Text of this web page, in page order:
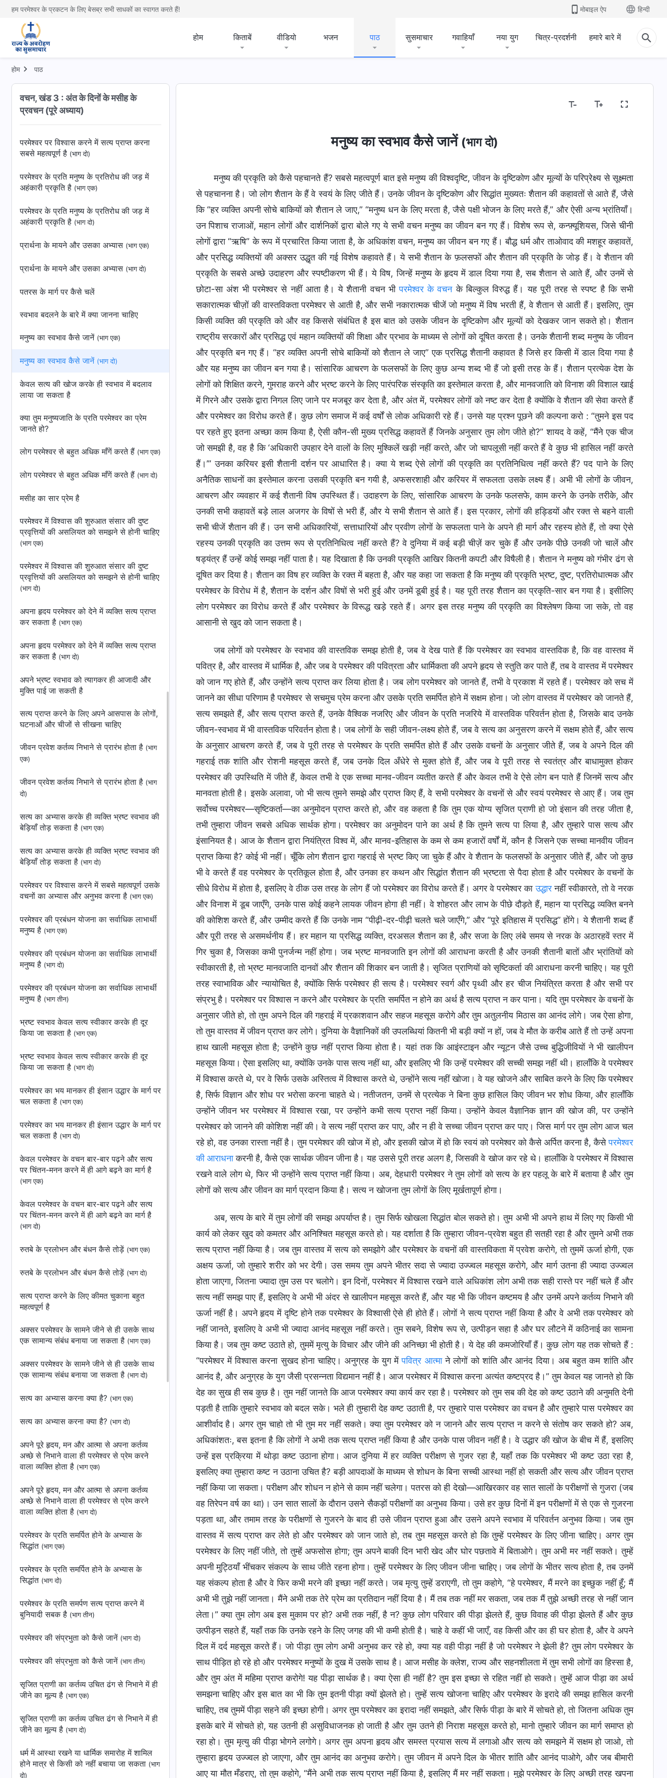
हम परमेश्वर के प्रकटन के लिए बेसब्र सभी साधकों का स्वागत करते हैं! मोबाइल ऐप हिन्दी
होम किताबें वीडियो भजन पाठ सुसमाचार गवाहियाँ नया युग चित्र-प्रदर्शनी हमारे बारे में
होम पाठ
वचन, खंड 3 : अंत के दिनों के मसीह के
प्रवचन (पूरे अध्याय)
बारे में
देहधारण के अर्थ का दूसरा पहलू
परमेश्वर द्वारा जगत की पीड़ा का अनुभव करने का
अर्थ
परमेश्वर पर विश्वास करने में सत्य प्राप्त करना
परमेश्वर पर विश्वास करने में सत्य प्राप्त करना
सबसे महत्वपूर्ण है (भाग दो)
परमेश्वर के प्रति मनुष्य के प्रतिरोध की जड़ में
अहंकारी प्रकृति है (भाग एक)
परमेश्वर के प्रति मनुष्य के प्रतिरोध की जड़ में
अहंकारी प्रकृति है (भाग दो)
प्रार्थना के मायने और उसका अभ्यास (भाग एक)
प्रार्थना के मायने और उसका अभ्यास (भाग दो)
पतरस के मार्ग पर कैसे चलें
स्वभाव बदलने के बारे में क्या जानना चाहिए
मनुष्य का स्वभाव कैसे जानें (भाग एक)
मनुष्य का स्वभाव कैसे जानें (भाग दो)
केवल सत्य की खोज करके ही स्वभाव में बदलाव
लाया जा सकता है
क्या तुम मनुष्यजाति के प्रति परमेश्वर का प्रेम
जानते हो?
लोग परमेश्वर से बहुत अधिक माँगें करते हैं (भाग एक)
लोग परमेश्वर से बहुत अधिक माँगें करते हैं (भाग दो)
मसीह का सार प्रेम है
परमेश्वर में विश्वास की शुरुआत संसार की दुष्ट
प्रवृत्तियों की असलियत को समझने से होनी चाहिए
(भाग एक)
परमेश्वर में विश्वास की शुरुआत संसार की दुष्ट
प्रवृत्तियों की असलियत को समझने से होनी चाहिए
(भाग दो)
अपना हृदय परमेश्वर को देने में व्यक्ति सत्य प्राप्त
कर सकता है (भाग एक)
अपना हृदय परमेश्वर को देने में व्यक्ति सत्य प्राप्त
कर सकता है (भाग दो)
अपने भ्रष्ट स्वभाव को त्यागकर ही आजादी और
मुक्ति पाई जा सकती है
सत्य प्राप्त करने के लिए अपने आसपास के लोगों,
घटनाओं और चीजों से सीखना चाहिए
जीवन प्रवेश कर्तव्य निभाने से प्रारंभ होता है (भाग
एक)
जीवन प्रवेश कर्तव्य निभाने से प्रारंभ होता है (भाग
दो)
सत्य का अभ्यास करके ही व्यक्ति भ्रष्ट स्वभाव की
बेड़ियाँ तोड़ सकता है (भाग एक)
सत्य का अभ्यास करके ही व्यक्ति भ्रष्ट स्वभाव की
बेड़ियाँ तोड़ सकता है (भाग दो)
परमेश्वर पर विश्वास करने में सबसे महत्वपूर्ण उसके
वचनों का अभ्यास और अनुभव करना है (भाग एक)
परमेश्वर की प्रबंधन योजना का सर्वाधिक लाभार्थी
मनुष्‍य है (भाग एक)
परमेश्वर की प्रबंधन योजना का सर्वाधिक लाभार्थी
मनुष्‍य है (भाग दो)
परमेश्वर की प्रबंधन योजना का सर्वाधिक लाभार्थी
मनुष्‍य है (भाग तीन)
भ्रष्‍ट स्‍वभाव केवल सत्य स्वीकार करके ही दूर
किया जा सकता है (भाग एक)
भ्रष्‍ट स्‍वभाव केवल सत्य स्वीकार करके ही दूर
किया जा सकता है (भाग दो)
परमेश्वर का भय मानकर ही इंसान उद्धार के मार्ग पर
चल सकता है (भाग एक)
परमेश्वर का भय मानकर ही इंसान उद्धार के मार्ग पर
चल सकता है (भाग दो)
केवल परमेश्वर के वचन बार-बार पढ़ने और सत्य
पर चिंतन-मनन करने में ही आगे बढ़ने का मार्ग है
(भाग एक)
केवल परमेश्वर के वचन बार-बार पढ़ने और सत्य
पर चिंतन-मनन करने में ही आगे बढ़ने का मार्ग है
(भाग दो)
रुतबे के प्रलोभन और बंधन कैसे तोड़ें (भाग एक)
रुतबे के प्रलोभन और बंधन कैसे तोड़ें (भाग दो)
सत्य प्राप्त करने के लिए कीमत चुकाना बहुत
महत्वपूर्ण है
अक्सर परमेश्वर के सामने जीने से ही उसके साथ
एक सामान्य संबंध बनाया जा सकता है (भाग एक)
अक्सर परमेश्वर के सामने जीने से ही उसके साथ
एक सामान्य संबंध बनाया जा सकता है (भाग दो)
सत्‍य का अभ्‍यास करना क्‍या है? (भाग एक)
सत्‍य का अभ्‍यास करना क्‍या है? (भाग दो)
अपने पूरे हृदय, मन और आत्मा से अपना कर्तव्य
अच्छे से निभाने वाला ही परमेश्वर से प्रेम करने
वाला व्यक्ति होता है (भाग एक)
अपने पूरे हृदय, मन और आत्मा से अपना कर्तव्य
अच्छे से निभाने वाला ही परमेश्वर से प्रेम करने
वाला व्यक्ति होता है (भाग दो)
परमेश्वर के प्रति समर्पित होने के अभ्यास के
सिद्धांत (भाग एक)
परमेश्वर के प्रति समर्पित होने के अभ्यास के
सिद्धांत (भाग दो)
परमेश्वर के प्रति समर्पण सत्‍य प्राप्‍त करने में
बुनियादी सबक है (भाग तीन)
परमेश्वर की संप्रभुता को कैसे जानें (भाग दो)
परमेश्वर की संप्रभुता को कैसे जानें (भाग तीन)
सृजित प्राणी का कर्तव्य उचित ढंग से निभाने में ही
जीने का मूल्य है (भाग एक)
सृजित प्राणी का कर्तव्य उचित ढंग से निभाने में ही
जीने का मूल्य है (भाग दो)
धर्म में आस्था रखने या धार्मिक समारोह में शामिल
होने मात्र से किसी को नहीं बचाया जा सकता (भाग
दो)
मनुष्य का स्वभाव कैसे जानें (भाग दो)
मनुष्य की प्रकृति को कैसे पहचानते हैं? सबसे महत्वपूर्ण बात इसे मनुष्य की विश्वदृष्टि, जीवन के दृष्टिकोण और मूल्यों के परिप्रेक्ष्य से सूक्ष्मता
से पहचानना है। जो लोग शैतान के हैं वे स्वयं के लिए जीते हैं। उनके जीवन के दृष्टिकोण और सिद्धांत मुख्यतः शैतान की कहावतों से आते हैं, जैसे
कि “हर व्यक्ति अपनी सोचे बाकियों को शैतान ले जाए,” “मनुष्य धन के लिए मरता है, जैसे पक्षी भोजन के लिए मरते हैं,” और ऐसी अन्य भ्रांतियाँ।
उन पिशाच राजाओं, महान लोगों और दार्शनिकों द्वारा बोले गए ये सभी वचन मनुष्य का जीवन बन गए हैं। विशेष रूप से, कन्फ़्यूशियस, जिसे चीनी
लोगों द्वारा “ऋषि” के रूप में प्रचारित किया जाता है, के अधिकांश वचन, मनुष्य का जीवन बन गए हैं। बौद्ध धर्म और ताओवाद की मशहूर कहावतें,
और प्रसिद्ध व्यक्तियों की अक्सर उद्धृत की गई विशेष कहावते हैं। ये सभी शैतान के फ़लसफों और शैतान की प्रकृति के जोड़ हैं। वे शैतान की
प्रकृति के सबसे अच्छे उदाहरण और स्पष्टीकरण भी हैं। ये विष, जिन्हें मनुष्य के हृदय में डाल दिया गया है, सब शैतान से आते हैं, और उनमें से
छोटा-सा अंश भी परमेश्वर से नहीं आता है। ये शैतानी वचन भीपरमेश्वर के वचनके बिल्कुल विरुद्ध हैं। यह पूरी तरह से स्पष्ट है कि सभी
सकारात्मक चीज़ों की वास्तविकता परमेश्वर से आती है, और सभी नकारात्मक चीजें जो मनुष्य में विष भरती हैं, वे शैतान से आती हैं। इसलिए, तुम
किसी व्यक्ति की प्रकृति को और वह किससे संबंधित है इस बात को उसके जीवन के दृष्टिकोण और मूल्यों को देखकर जान सकते हो। शैतान
राष्ट्रीय सरकारों और प्रसिद्ध एवं महान व्यक्तियों की शिक्षा और प्रभाव के माध्यम से लोगों को दूषित करता है। उनके शैतानी शब्द मनुष्य के जीवन
और प्रकृति बन गए हैं। “हर व्यक्ति अपनी सोचे बाकियों को शैतान ले जाए” एक प्रसिद्ध शैतानी कहावत है जिसे हर किसी में डाल दिया गया है
और यह मनुष्य का जीवन बन गया है। सांसारिक आचरण के फलसफों के लिए कुछ अन्य शब्द भी हैं जो इसी तरह के हैं। शैतान प्रत्येक देश के
लोगों को शिक्षित करने, गुमराह करने और भ्रष्ट करने के लिए पारंपरिक संस्कृति का इस्तेमाल करता है, और मानवजाति को विनाश की विशाल खाई
में गिरने और उसके द्वारा निगल लिए जाने पर मजबूर कर देता है, और अंत में, परमेश्वर लोगों को नष्ट कर देता है क्योंकि वे शैतान की सेवा करते हैं
और परमेश्वर का विरोध करते हैं। कुछ लोग समाज में कई वर्षों से लोक अधिकारी रहे हैं। उनसे यह प्रश्न पूछने की कल्पना करो : “तुमने इस पद
पर रहते हुए इतना अच्छा काम किया है, ऐसी कौन-सी मुख्य प्रसिद्ध कहावतें हैं जिनके अनुसार तुम लोग जीते हो?” शायद वे कहें, “मैंने एक चीज
जो समझी है, वह है कि ‘अधिकारी उपहार देने वालों के लिए मुश्किलें खड़ी नहीं करते, और जो चापलूसी नहीं करते हैं वे कुछ भी हासिल नहीं करते
हैं।’” उनका करियर इसी शैतानी दर्शन पर आधारित है। क्या ये शब्द ऐसे लोगों की प्रकृति का प्रतिनिधित्व नहीं करते हैं? पद पाने के लिए
अनैतिक साधनों का इस्तेमाल करना उसकी प्रकृति बन गयी है, अफसरशाही और करियर में सफलता उसके लक्ष्य हैं। अभी भी लोगों के जीवन,
आचरण और व्यवहार में कई शैतानी विष उपस्थित हैं। उदाहरण के लिए, सांसारिक आचरण के उनके फलसफे, काम करने के उनके तरीके, और
उनकी सभी कहावतें बड़े लाल अजगर के विषों से भरी हैं, और ये सभी शैतान से आते हैं। इस प्रकार, लोगों की हड्डियों और रक्त से बहने वाली
सभी चीजें शैतान की हैं। उन सभी अधिकारियों, सत्ताधारियों और प्रवीण लोगों के सफलता पाने के अपने ही मार्ग और रहस्य होते हैं, तो क्या ऐसे
रहस्य उनकी प्रकृति का उत्तम रूप से प्रतिनिधित्व नहीं करते हैं? वे दुनिया में कई बड़ी चीज़ें कर चुके हैं और उनके पीछे उनकी जो चालें और
षड्यंत्र हैं उन्हें कोई समझ नहीं पाता है। यह दिखाता है कि उनकी प्रकृति आखिर कितनी कपटी और विषैली है। शैतान ने मनुष्य को गंभीर ढंग से
दूषित कर दिया है। शैतान का विष हर व्यक्ति के रक्त में बहता है, और यह कहा जा सकता है कि मनुष्य की प्रकृति भ्रष्ट, दुष्ट, प्रतिरोधात्मक और
परमेश्वर के विरोध में है, शैतान के दर्शन और विषों से भरी हुई और उनमें डूबी हुई है। यह पूरी तरह शैतान का प्रकृति-सार बन गया है। इसीलिए
लोग परमेश्वर का विरोध करते हैं और परमेश्वर के विरूद्ध खड़े रहते हैं। अगर इस तरह मनुष्य की प्रकृति का विश्लेषण किया जा सके, तो वह
आसानी से खुद को जान सकता है।
जब लोगों को परमेश्वर के स्वभाव की वास्तविक समझ होती है, जब वे देख पाते हैं कि परमेश्वर का स्वभाव वास्तविक है, कि वह वास्तव में
पवित्र है, और वास्तव में धार्मिक है, और जब वे परमेश्वर की पवित्रता और धार्मिकता की अपने हृदय से स्तुति कर पाते हैं, तब वे वास्तव में परमेश्वर
को जान गए होते हैं, और उन्होंने सत्य प्राप्त कर लिया होता है। जब लोग परमेश्वर को जानते हैं, तभी वे प्रकाश में रहते हैं। परमेश्वर को सच में
जानने का सीधा परिणाम है परमेश्वर से सचमुच प्रेम करना और उसके प्रति समर्पित होने में सक्षम होना। जो लोग वास्तव में परमेश्वर को जानते हैं,
सत्य समझते हैं, और सत्य प्राप्त करते हैं, उनके वैश्विक नजरिए और जीवन के प्रति नजरिये में वास्तविक परिवर्तन होता है, जिसके बाद उनके
जीवन-स्वभाव में भी वास्तविक परिवर्तन होता है। जब लोगों के सही जीवन-लक्ष्य होते हैं, जब वे सत्य का अनुसरण करने में सक्षम होते हैं, और सत्य
के अनुसार आचरण करते हैं, जब वे पूरी तरह से परमेश्वर के प्रति समर्पित होते हैं और उसके वचनों के अनुसार जीते हैं, जब वे अपने दिल की
गहराई तक शांति और रोशनी महसूस करते हैं, जब उनके दिल अँधेरे से मुक्त होते हैं, और जब वे पूरी तरह से स्वतंत्र और बाधामुक्त होकर
परमेश्वर की उपस्थिति में जीते हैं, केवल तभी वे एक सच्चा मानव-जीवन व्यतीत करते हैं और केवल तभी वे ऐसे लोग बन पाते हैं जिनमें सत्य और
मानवता होती है। इसके अलावा, जो भी सत्य तुमने समझे और प्राप्त किए हैं, वे सभी परमेश्वर के वचनों से और स्वयं परमेश्वर से आए हैं। जब तुम
सर्वोच्च परमेश्वर—सृष्टिकर्ता—का अनुमोदन प्राप्त करते हो, और वह कहता है कि तुम एक योग्य सृजित प्राणी हो जो इंसान की तरह जीता है,
तभी तुम्हारा जीवन सबसे अधिक सार्थक होगा। परमेश्वर का अनुमोदन पाने का अर्थ है कि तुमने सत्य पा लिया है, और तुम्हारे पास सत्य और
इंसानियत है। आज के शैतान द्वारा नियंत्रित विश्व में, और मानव-इतिहास के कम से कम हजारों वर्षों में, कौन है जिसने एक सच्चा मानवीय जीवन
प्राप्त किया है? कोई भी नहीं। चूँकि लोग शैतान द्वारा गहराई से भ्रष्ट किए जा चुके हैं और वे शैतान के फलसफों के अनुसार जीते हैं, और जो कुछ
भी वे करते हैं वह परमेश्वर के प्रतिकूल होता है, और उनका हर कथन और सिद्धांत शैतान की भ्रष्टता से पैदा होता है और परमेश्वर के वचनों के
सीधे विरोध में होता है, इसलिए वे ठीक उस तरह के लोग हैं जो परमेश्वर का विरोध करते हैं। अगर वे परमेश्वर काउद्धारनहीं स्वीकारते, तो वे नरक
और विनाश में डूब जाएँगे, उनके पास कोई कहने लायक जीवन होगा ही नहीं। वे शोहरत और लाभ के पीछे दौड़ते हैं, महान या प्रसिद्ध व्यक्ति बनने
की कोशिश करते हैं, और उम्मीद करते हैं कि उनके नाम “पीढ़ी-दर-पीढ़ी चलते चले जाएँगे,” और “पूरे इतिहास में प्रसिद्ध” होंगे। ये शैतानी शब्द हैं
और पूरी तरह से असमर्थनीय हैं। हर महान या प्रसिद्ध व्यक्ति, दरअसल शैतान का है, और सजा के लिए लंबे समय से नरक के अठारहवें स्तर में
गिर चुका है, जिसका कभी पुनर्जन्म नहीं होगा। जब भ्रष्ट मानवजाति इन लोगों की आराधना करती है और उनकी शैतानी बातों और भ्रांतियों को
स्वीकारती है, तो भ्रष्ट मानवजाति दानवों और शैतान की शिकार बन जाती है। सृजित प्राणियों को सृष्टिकर्ता की आराधना करनी चाहिए। यह पूरी
तरह स्वाभाविक और न्यायोचित है, क्योंकि सिर्फ परमेश्वर ही सत्य है। परमेश्वर स्वर्ग और पृथ्वी और हर चीज नियंत्रित करता है और सभी पर
संप्रभु है। परमेश्वर पर विश्वास न करने और परमेश्वर के प्रति समर्पित न होने का अर्थ है सत्य प्राप्त न कर पाना। यदि तुम परमेश्वर के वचनों के
अनुसार जीते हो, तो तुम अपने दिल की गहराई में प्रकाशवान और सहज महसूस करोगे और तुम अतुलनीय मिठास का आनंद लोगे। जब ऐसा होगा,
तो तुम वास्तव में जीवन प्राप्त कर लोगे। दुनिया के वैज्ञानिकों की उपलब्धियां कितनी भी बड़ी क्यों न हों, जब वे मौत के करीब आते हैं तो उन्हें अपना
हाथ खाली महसूस होता है; उन्होंने कुछ नहीं प्राप्त किया होता है। यहां तक कि आइंस्टाइन और न्यूटन जैसे उच्च बुद्धिजीवियों ने भी खालीपन
महसूस किया। ऐसा इसलिए था, क्योंकि उनके पास सत्य नहीं था, और इसलिए भी कि उन्हें परमेश्वर की सच्ची समझ नहीं थी। हालाँकि वे परमेश्वर
में विश्वास करते थे, पर वे सिर्फ उसके अस्तित्व में विश्वास करते थे, उन्होंने सत्य नहीं खोजा। वे यह खोजने और साबित करने के लिए कि परमेश्वर
है, सिर्फ विज्ञान और शोध पर भरोसा करना चाहते थे। नतीजतन, उनमें से प्रत्येक ने बिना कुछ हासिल किए जीवन भर शोध किया, और हालाँकि
उन्होंने जीवन भर परमेश्वर में विश्वास रखा, पर उन्होंने कभी सत्य प्राप्त नहीं किया। उन्होंने केवल वैज्ञानिक ज्ञान की खोज की, पर उन्होंने
परमेश्वर को जानने की कोशिश नहीं की। वे सत्य नहीं प्राप्त कर पाए, और न ही वे सच्चा जीवन प्राप्त कर पाए। जिस मार्ग पर तुम लोग आज चल
रहे हो, वह उनका रास्ता नहीं है। तुम परमेश्वर की खोज में हो, और इसकी खोज में हो कि स्वयं को परमेश्वर को कैसे अर्पित करना है, कैसेपरमेश्वर
की आराधनाकरनी है, कैसे एक सार्थक जीवन जीना है। यह उससे पूरी तरह अलग है, जिसकी वे खोज कर रहे थे। हालाँकि वे परमेश्वर में विश्वास
रखने वाले लोग थे, फिर भी उन्होंने सत्य प्राप्त नहीं किया। अब, देहधारी परमेश्वर ने तुम लोगों को सत्य के हर पहलू के बारे में बताया है और तुम
लोगों को सत्य और जीवन का मार्ग प्रदान किया है। सत्य न खोजना तुम लोगों के लिए मूर्खतापूर्ण होगा।
अब, सत्य के बारे में तुम लोगों की समझ अपर्याप्त है। तुम सिर्फ खोखला सिद्धांत बोल सकते हो। तुम अभी भी अपने हाथ में लिए गए किसी भी
कार्य को लेकर खुद को कमतर और अनिश्चित महसूस करते हो। यह दर्शाता है कि तुम्हारा जीवन-प्रवेश बहुत ही सतही रहा है और तुमने अभी तक
सत्य प्राप्त नहीं किया है। जब तुम वास्तव में सत्य को समझोगे और परमेश्वर के वचनों की वास्तविकता में प्रवेश करोगे, तो तुममें ऊर्जा होगी, एक
अक्षय ऊर्जा, जो तुम्हारे शरीर को भर देगी। उस समय तुम अपने भीतर सदा से ज्यादा उज्ज्वल महसूस करोगे, और मार्ग उतना ही ज्यादा उज्ज्वल
होता जाएगा, जितना ज्यादा तुम उस पर चलोगे। इन दिनों, परमेश्वर में विश्वास रखने वाले अधिकांश लोग अभी तक सही रास्ते पर नहीं चले हैं और
सत्य नहीं समझ पाए हैं, इसलिए वे अभी भी अंदर से खालीपन महसूस करते हैं, और यह भी कि जीवन कष्टमय है और उनमें अपने कर्तव्य निभाने की
ऊर्जा नहीं है। अपने हृदय में दृष्टि होने तक परमेश्वर के विश्वासी ऐसे ही होते हैं। लोगों ने सत्य प्राप्त नहीं किया है और वे अभी तक परमेश्वर को
नहीं जानते, इसलिए वे अभी भी ज्यादा आनंद महसूस नहीं करते। तुम सबने, विशेष रूप से, उत्पीड़न सहा है और घर लौटने में कठिनाई का सामना
किया है। जब तुम कष्ट उठाते हो, तुममें मृत्यु के विचार और जीने की अनिच्छा भी होती है। ये देह की कमजोरियाँ हैं। कुछ लोग यह तक सोचते हैं :
“परमेश्वर में विश्वास करना सुखद होना चाहिए। अनुग्रह के युग मेंपवित्र आत्माने लोगों को शांति और आनंद दिया। अब बहुत कम शांति और
आनंद है, और अनुग्रह के युग जैसी प्रसन्नता विद्यमान नहीं है। आज परमेश्वर में विश्वास करना अत्यंत कष्टप्रद है।” तुम केवल यह जानते हो कि
देह का सुख ही सब कुछ है। तुम नहीं जानते कि आज परमेश्वर क्या कार्य कर रहा है। परमेश्वर को तुम सब की देह को कष्ट उठाने की अनुमति देनी
पड़ती है ताकि तुम्हारे स्वभाव को बदल सके। भले ही तुम्हारी देह कष्ट उठाती है, पर तुम्हारे पास परमेश्वर का वचन है और तुम्हारे पास परमेश्वर का
आशीर्वाद है। अगर तुम चाहो तो भी तुम मर नहीं सकते। क्या तुम परमेश्वर को न जानने और सत्य प्राप्त न करने से संतोष कर सकते हो? अब,
अधिकांशतः, बस इतना है कि लोगों ने अभी तक सत्य प्राप्त नहीं किया है और उनके पास जीवन नहीं है। वे उद्धार की खोज के बीच में हैं, इसलिए
उन्हें इस प्रक्रिया में थोड़ा कष्ट उठाना होगा। आज दुनिया में हर व्यक्ति परीक्षण से गुजर रहा है, यहाँ तक कि परमेश्वर भी कष्ट उठा रहा है,
इसलिए क्या तुम्हारा कष्ट न उठाना उचित है? बड़ी आपदाओं के माध्यम से शोधन के बिना सच्ची आस्था नहीं हो सकती और सत्य और जीवन प्राप्त
नहीं किया जा सकता। परीक्षण और शोधन न होने से काम नहीं चलेगा। पतरस को ही देखो—आखिरकार वह सात सालों के परीक्षणों से गुजरा (जब
वह तिरेपन वर्ष का था)। उन सात सालों के दौरान उसने सैकड़ों परीक्षणों का अनुभव किया। उसे हर कुछ दिनों में इन परीक्षणों में से एक से गुजरना
पड़ता था, और तमाम तरह के परीक्षणों से गुजरने के बाद ही उसे जीवन प्राप्त हुआ और उसने अपने स्वभाव में परिवर्तन अनुभव किया। जब तुम
वास्तव में सत्य प्राप्त कर लेते हो और परमेश्वर को जान जाते हो, तब तुम महसूस करते हो कि तुम्हें परमेश्वर के लिए जीना चाहिए। अगर तुम
परमेश्वर के लिए नहीं जीते, तो तुम्हें अफसोस होगा; तुम अपने बाकी दिन भारी खेद और घोर पछतावे में बिताओगे। तुम अभी मर नहीं सकते। तुम्हें
अपनी मुट्ठियाँ भींचकर संकल्प के साथ जीते रहना होगा। तुम्हें परमेश्वर के लिए जीवन जीना चाहिए। जब लोगों के भीतर सत्य होता है, तब उनमें
यह संकल्प होता है और वे फिर कभी मरने की इच्छा नहीं करते। जब मृत्यु तुम्हें डराएगी, तो तुम कहोगे, “हे परमेश्वर, मैं मरने का इच्छुक नहीं हूँ; मैं
अभी भी तुझे नहीं जानता। मैंने अभी तक तेरे प्रेम का प्रतिदान नहीं दिया है। मैं तब तक नहीं मर सकता, जब तक मैं तुझे अच्छी तरह से नहीं जान
लेता।” क्या तुम लोग अब इस मुकाम पर हो? अभी तक नहीं, है न? कुछ लोग परिवार की पीड़ा झेलते हैं, कुछ विवाह की पीड़ा झेलते हैं और कुछ
उत्पीड़न सहते हैं, यहाँ तक कि उनके रहने के लिए जगह की भी कमी होती है। चाहे वे कहीं भी जाएँ, वह किसी और का ही घर होता है, और वे अपने
दिल में दर्द महसूस करते हैं। जो पीड़ा तुम लोग अभी अनुभव कर रहे हो, क्या यह वही पीड़ा नहीं है जो परमेश्वर ने झेली है? तुम लोग परमेश्वर के
साथ पीड़ित हो रहे हो और परमेश्वर मनुष्यों के दुख में उसके साथ है। आज मसीह के क्लेश, राज्य और सहनशीलता में तुम सभी लोगों का हिस्सा है,
और तुम अंत में महिमा प्राप्त करोगे! यह पीड़ा सार्थक है। क्या ऐसा ही नहीं है? तुम इस इच्छा से रहित नहीं हो सकते। तुम्हें आज पीड़ा का अर्थ
समझना चाहिए और इस बात का भी कि तुम इतनी पीड़ा क्यों झेलते हो। तुम्हें सत्य खोजना चाहिए और परमेश्वर के इरादे की समझ हासिल करनी
चाहिए, तब तुममें पीड़ा सहने की इच्छा होगी। अगर तुम परमेश्वर का इरादा नहीं समझते, और सिर्फ पीड़ा के बारे में सोचते हो, तो जितना अधिक तुम
इसके बारे में सोचते हो, यह उतनी ही असुविधाजनक हो जाती है और तुम उतने ही निराश महसूस करते हो, मानो तुम्हारे जीवन का मार्ग समाप्त हो
रहा हो। तुम मृत्यु की पीड़ा भोगने लगोगे। अगर तुम अपना हृदय और समस्त प्रयास सत्य में लगाओ और सत्य को समझने में सक्षम हो जाओ, तो
तुम्हारा हृदय उज्ज्वल हो जाएगा, और तुम आनंद का अनुभव करोगे। तुम जीवन में अपने दिल के भीतर शांति और आनंद पाओगे, और जब बीमारी
आए या मौत मँडराए, तो तुम कहोगे, “मैंने अभी तक सत्य प्राप्त नहीं किया है, इसलिए मैं मर नहीं सकता। मुझे परमेश्वर के लिए अच्छी तरह खपना